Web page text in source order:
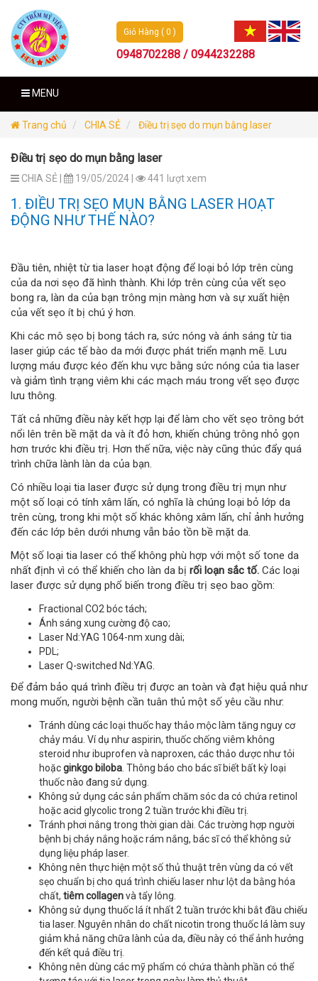
Giỏ Hàng ( 0 )
0948702288 / 0944232288
MENU
Trang chủ CHIA SẺ Điều trị sẹo do mụn bằng laser
Điều trị sẹo do mụn bằng laser
CHIA SẺ | 19/05/2024 | 441 lượt xem
1. ĐIỀU TRỊ SẸO MỤN BẰNG LASER HOẠT
ĐỘNG NHƯ THẾ NÀO?
Đầu tiên, nhiệt từ tia laser hoạt động để loại bỏ lớp trên cùng
của da nơi sẹo đã hình thành. Khi lớp trên cùng của vết sẹo
bong ra, làn da của bạn trông mịn màng hơn và sự xuất hiện
của vết sẹo ít bị chú ý hơn.
Khi các mô sẹo bị bong tách ra, sức nóng và ánh sáng từ tia
laser giúp các tế bào da mới được phát triển mạnh mẽ. Lưu
lượng máu được kéo đến khu vực bằng sức nóng của tia laser
và giảm tình trạng viêm khi các mạch máu trong vết sẹo được
lưu thông.
Tất cả những điều này kết hợp lại để làm cho vết sẹo trông bớt
nổi lên trên bề mặt da và ít đỏ hơn, khiến chúng trông nhỏ gọn
hơn trước khi điều trị. Hơn thế nữa, việc này cũng thúc đẩy quá
trình chữa lành làn da của bạn.
Có nhiều loại tia laser được sử dụng trong điều trị mụn như
một số loại có tính xâm lấn, có nghĩa là chúng loại bỏ lớp da
trên cùng, trong khi một số khác không xâm lấn, chỉ ảnh hưởng
đến các lớp bên dưới nhưng vẫn bảo tồn bề mặt da.
Một số loại tia laser có thể không phù hợp với một số tone da
nhất định vì có thể khiến cho làn da bị rối loạn sắc tố. Các loại
laser được sử dụng phổ biến trong điều trị sẹo bao gồm:
Fractional CO2 bóc tách;
Ánh sáng xung cường độ cao;
Laser Nd:YAG 1064-nm xung dài;
PDL;
Laser Q-switched Nd:YAG.
Để đảm bảo quá trình điều trị được an toàn và đạt hiệu quả như
mong muốn, người bệnh cần tuân thủ một số yêu cầu như:
Tránh dùng các loại thuốc hay thảo mộc làm tăng nguy cơ
chảy máu. Ví dụ như aspirin, thuốc chống viêm không
steroid như ibuprofen và naproxen, các thảo dược như tỏi
hoặcginkgo biloba . Thông báo cho bác sĩ biết bất kỳ loại
thuốc nào đang sử dụng.
Không sử dụng các sản phẩm chăm sóc da có chứa retinol
hoặc acid glycolic trong 2 tuần trước khi điều trị.
Tránh phơi nắng trong thời gian dài. Các trường hợp người
bệnh bị cháy nắng hoặc rám nắng, bác sĩ có thể không sử
dụng liệu pháp laser.
Không nên thực hiện một số thủ thuật trên vùng da có vết
sẹo chuẩn bị cho quá trình chiếu laser như lột da bằng hóa
chất, tiêm collagenvà tẩy lông.
Không sử dụng thuốc lá ít nhất 2 tuần trước khi bắt đầu chiếu
tia laser. Nguyên nhân do chất nicotin trong thuốc lá làm suy
giảm khả năng chữa lành của da, điều này có thể ảnh hưởng
đến kết quả điều trị.
Không nên dùng các mỹ phẩm có chứa thành phần có thể